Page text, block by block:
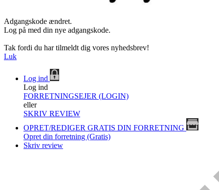
Adgangskode ændret.
Log på med din nye adgangskode.
Tak fordi du har tilmeldt dig vores nyhedsbrev!
Luk
Log ind
Log ind
FORRETNINGSEJER (LOGIN)
eller
SKRIV REVIEW
OPRET/REDIGER GRATIS DIN FORRETNING
Opret din forretning (Gratis)
Skriv review